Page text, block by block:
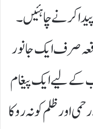
کرنے چاہئیں۔
صرف ایک جانور
کے لیے ایک پیغام
اور ظلم کو نہ روکا